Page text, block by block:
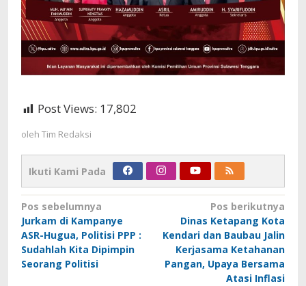
Post Views: 17,802
oleh Tim Redaksi
Ikuti Kami Pada
Navigasi
pos
Pos sebelumnya
Jurkam di Kampanye
ASR-Hugua, Politisi PPP :
Sudahlah Kita Dipimpin
Seorang Politisi
Pos berikutnya
Dinas Ketapang Kota
Kendari dan Baubau Jalin
Kerjasama Ketahanan
Pangan, Upaya Bersama
Atasi Inflasi